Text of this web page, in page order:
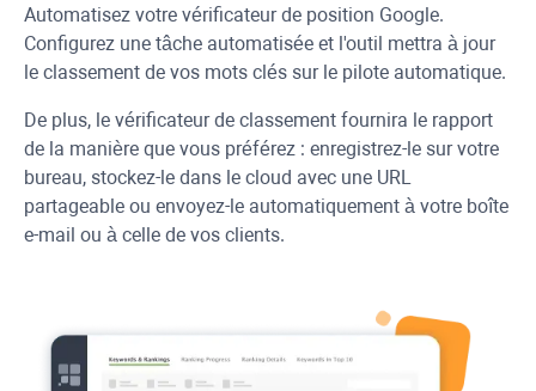
Automatisez votre vérificateur de position Google.
Configurez une tâche automatisée et l'outil mettra à jour
le classement de vos mots clés sur le pilote automatique.
De plus, le vérificateur de classement fournira le rapport
de la manière que vous préférez : enregistrez-le sur votre
bureau, stockez-le dans le cloud avec une URL
partageable ou envoyez-le automatiquement à votre boîte
e-mail ou à celle de vos clients.